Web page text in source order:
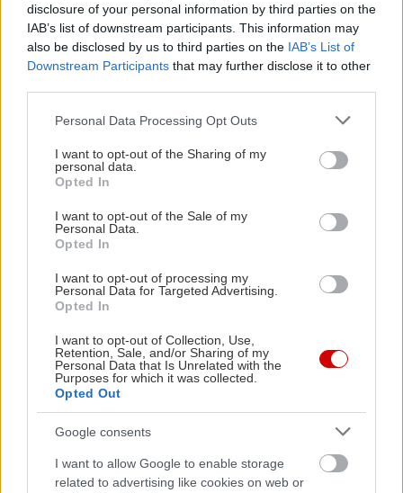
disclosure of your personal information by third parties on the
IAB’s list of downstream participants. This information may
also be disclosed by us to third parties on the IAB’s List of
Downstream Participants that may further disclose it to other
Please note that this website/app uses one or more Google
not limited to your visit or usage behaviour. You may click to
grant or deny consent to Google and its third-party tags to
use your data for below specified purposes in below Google
consent section.
Personal Data Processing Opt Outs
I want to opt-out of the Sharing of my
personal data.
Opted In
I want to opt-out of the Sale of my
Personal Data.
Opted In
I want to opt-out of processing my
Personal Data for Targeted Advertising.
Opted In
I want to opt-out of Collection, Use,
Retention, Sale, and/or Sharing of my
Personal Data that Is Unrelated with the
Purposes for which it was collected.
Opted Out
Google consents
I want to allow Google to enable storage
related to advertising like cookies on web or
“Μορφωμένη”
μετ. Μ. Φακίνου
εκδόσεις Ίκαρος
Σελ. 520
Τιμή: 17,70